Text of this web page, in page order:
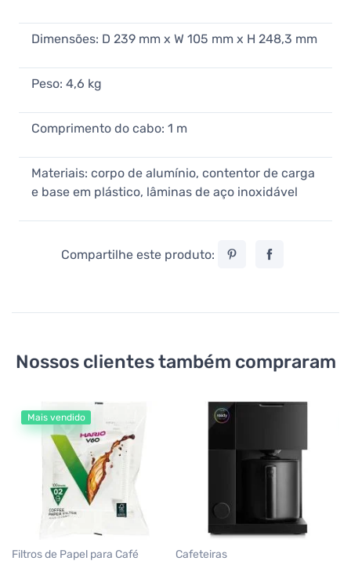
Dimensões: D 239 mm x W 105 mm x H 248,3 mm
Peso: 4,6 kg
Comprimento do cabo: 1 m
Materiais: corpo de alumínio, contentor de carga
e base em plástico, lâminas de aço inoxidável
Compartilhe este produto:
Nossos clientes também compraram
Mais vendido
Filtros de Papel para Café
Cafeteiras